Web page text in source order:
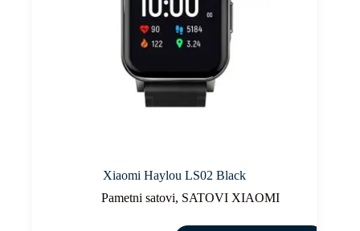
Xiaomi Haylou LS02 Black
Pametni satovi, SATOVI XIAOMI